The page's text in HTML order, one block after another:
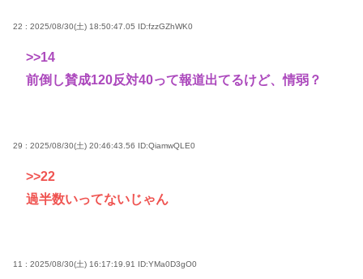
22 : 2025/08/30(土) 18:50:47.05 ID:fzzGZhWK0
>>14
前倒し賛成120反対40って報道出てるけど、情弱？
29 : 2025/08/30(土) 20:46:43.56 ID:QiamwQLE0
>>22
過半数いってないじゃん
11 : 2025/08/30(土) 16:17:19.91 ID:YMa0D3gO0